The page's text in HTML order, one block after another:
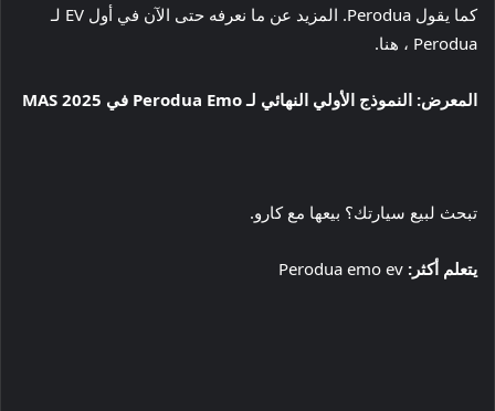
كما يقول Perodua. المزيد عن ما نعرفه حتى الآن في أول EV لـ
Perodua ، هنا.
المعرض: النموذج الأولي النهائي لـ Perodua Emo في MAS 2025
تبحث لبيع سيارتك؟ بيعها مع كارو.
يتعلم أكثر: